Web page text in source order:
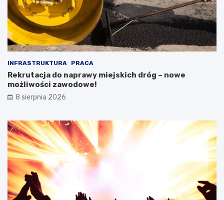
INFRASTRUKTURA PRACA
Rekrutacja do naprawy miejskich dróg – nowe
możliwości zawodowe!
8 sierpnia 2026